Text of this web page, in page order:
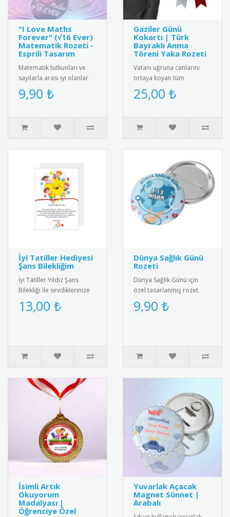
"I Love Maths
Forever" (√16 Ever)
Matematik Rozeti -
Esprili Tasarım
Matematik tutkunları ve
sayılarla arası iyi olanlar
için harika bir kelime
oyunu içeren "I ❤️ Maths ..
9,90 ₺
Gaziler Günü
Kokartı | Türk
Bayraklı Anma
Töreni Yaka Rozeti
Vatanı uğruna canlarını
ortaya koyan tüm
gazilerimizin Gaziler Günü
Kutlu Olsun" mesajı ve
25,00 ₺
İyi Tatiller Hediyesi
Şans Bilekliğim
İyi Tatiller Yıldız Şans
Bilekliği ile sevdiklerinize
özel bir hediye verin! Tatil
ruhunu yansıtan ş..
13,00 ₺
Dünya Sağlık Günü
Rozeti
Dünya Sağlık Günü için
özel tasarlanmış rozet.
Sağlıklı yaşam bilincini
yaymak için ideal
9,90 ₺
İsimli Artık
Okuyorum
Madalyası |
Öğrenciye Özel
Yuvarlak Açacak
Magnet Sünnet |
Arabalı